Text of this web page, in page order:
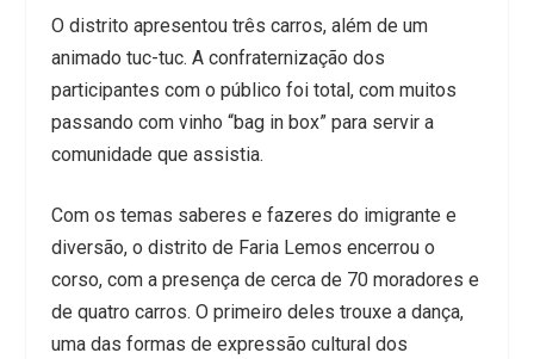
O distrito apresentou três carros, além de um
animado tuc-tuc. A confraternização dos
participantes com o público foi total, com muitos
passando com vinho “bag in box” para servir a
comunidade que assistia.
Com os temas saberes e fazeres do imigrante e
diversão, o distrito de Faria Lemos encerrou o
corso, com a presença de cerca de 70 moradores e
de quatro carros. O primeiro deles trouxe a dança,
uma das formas de expressão cultural dos